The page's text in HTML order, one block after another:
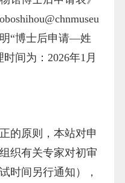
“博士后申请—姓
间为：2026年1月
的原则，本站对申
织有关专家对初审
时间另行通知），